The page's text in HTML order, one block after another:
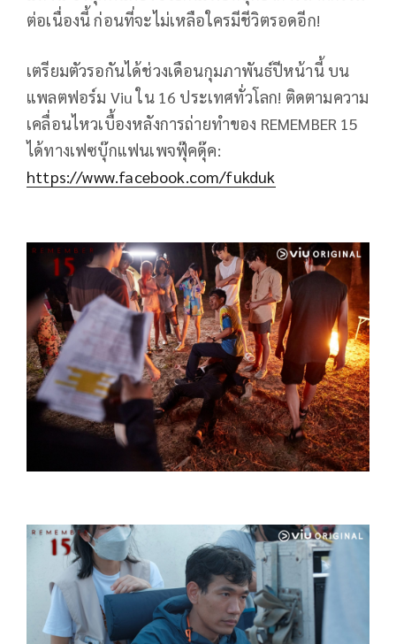
ต่อเนื่องนี้ ก่อนที่จะไม่เหลือใครมีชีวิตรอดอีก!
เตรียมตัวรอกันได้ช่วงเดือนกุมภาพันธ์ปีหน้านี้ บน
แพลตฟอร์ม Viu ใน 16 ประเทศทั่วโลก! ติดตามความ
เคลื่อนไหวเบื้องหลังการถ่ายทำของ REMEMBER 15
ได้ทางเฟซบุ๊กแฟนเพจฟุ๊คดุ๊ค:
https://www.facebook.com/fukduk